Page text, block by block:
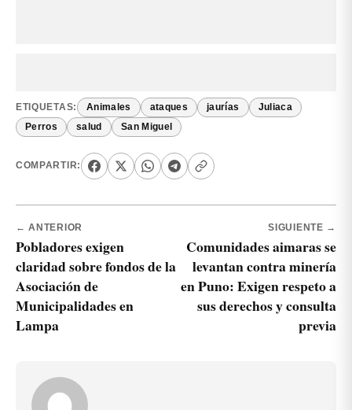
ETIQUETAS: Animales ataques jaurías Juliaca
Perros salud San Miguel
COMPARTIR:
← ANTERIOR
Pobladores exigen
claridad sobre fondos de la
Asociación de
Municipalidades en
Lampa
SIGUIENTE →
Comunidades aimaras se
levantan contra minería
en Puno: Exigen respeto a
sus derechos y consulta
previa